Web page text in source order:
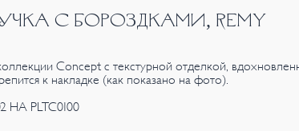
С БОРОЗДКАМИ, REMY
Concept с текстурной отделкой,
к накладке (как показано на фото).
НА PLTC0100